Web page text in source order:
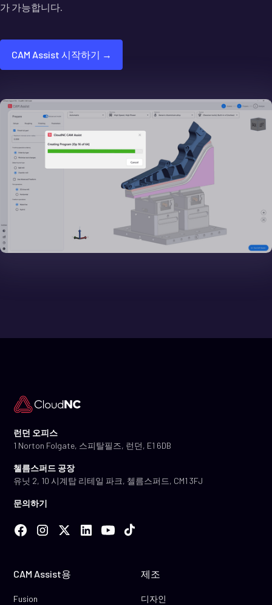
가 가능합니다.
CAM Assist 시작하기 →
런던 오피스
1 Norton Folgate, 스피탈필즈, 런던, E1 6DB
첼름스퍼드 공장
유닛 2, 10 시계탑 리테일 파크, 첼름스퍼드, CM1 3FJ
문의하기
CAM Assist용
Fusion
제조
디자인